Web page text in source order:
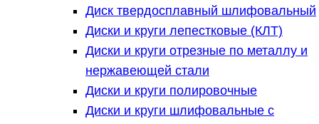
Диск твердосплавный шлифовальный
Диски и круги лепестковые (КЛТ)
Диски и круги отрезные по металлу и
нержавеющей стали
Диски и круги полировочные
Диски и круги шлифовальные с